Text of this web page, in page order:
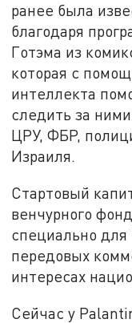
ранее была
благодаря
Готэма из
которая с
интеллекта
следить за
ЦРУ, ФБР,
Израиля.
Стартовый
венчурного
специально
передовых
интересах
Сейчас у